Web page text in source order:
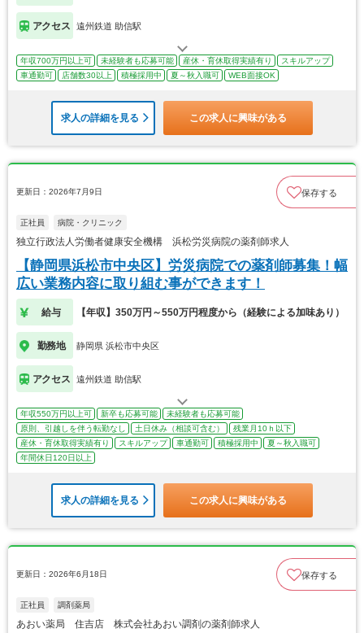
アクセス 遠州鉄道 助信駅
年収700万円以上可 未経験者も応募可能 産休・育休取得実績有り
スキルアップ
車通勤可
店舗数30以上 積極採用中 夏～秋入職可 WEB面接OK
求人の詳細を見る この求人に興味がある
更新日：2026年7月9日 保存する
正社員 病院・クリニック
独立行政法人労働者健康安全機構 浜松労災病院の薬剤師求人
【静岡県浜松市中央区】労災病院での薬剤師募集！幅
広い業務内容に取り組む事ができます！
給与 【年収】350万円～550万円程度から（経験による加味あり）
勤務地 静岡県 浜松市中央区
アクセス 遠州鉄道 助信駅
年収550万円以上可 新卒も応募可能
未経験者も応募可能
原則、引越しを伴う転勤なし
土日休み（相談可含む）
残業月10ｈ以下
産休・育休取得実績有り
スキルアップ 車通勤可 積極採用中
夏～秋入職可
年間休日120日以上
求人の詳細を見る この求人に興味がある
更新日：2026年6月18日 保存する
正社員 調剤薬局
あおい薬局 住吉店 株式会社あおい調剤の薬剤師求人